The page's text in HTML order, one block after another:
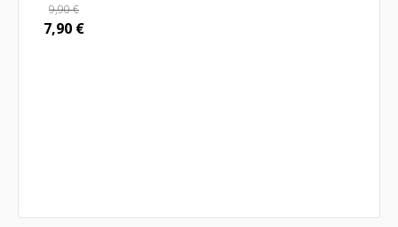
9,90€
7,90 €